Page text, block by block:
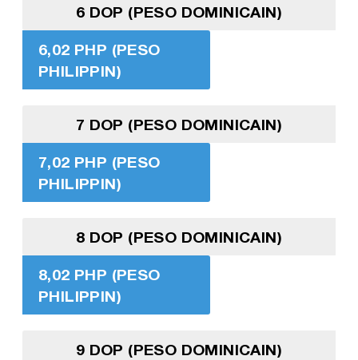
6 DOP (PESO DOMINICAIN)
6,02 PHP (PESO
PHILIPPIN)
7 DOP (PESO DOMINICAIN)
7,02 PHP (PESO
PHILIPPIN)
8 DOP (PESO DOMINICAIN)
8,02 PHP (PESO
PHILIPPIN)
9 DOP (PESO DOMINICAIN)